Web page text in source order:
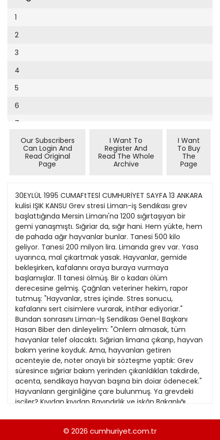
Cumhuriyet Sağlıklı Beslenme
Cumhuriyet Sokak
Cumhuriyet Spor
Cumhuriyet Strateji
Cumhuriyet Tarım
Cumhuriyet Yılbaşı
Çerçeve Eki
Dergi Eki
Ekonomi Eki
Evleniyoruz
Güney Dogu
Kitap Eki
Özel Ekler
Özel Okullar
Sevgililer Günü
Siyaset Eki
Sürdürülebilir yaşam
Turizm Eki
Yerel Yönetimler
1994
1991
1990
1989
1988
1987
1986
1985
1984
1983
1982
1981
1980
9
10
11
12
13
14
15
16
19
20
21
22
23
24
25
26
27
28
29
30
1
2
3
4
5
6
7
11
12
13
14
15
16
17
18
19
20
Our Subscribers
Can Login And
Read Original
Page
I Want To
Register And
Read The Whole
Archive
I Want
To Buy
The
Page
30EYLÜL 1995 CUMAFtTESl CUMHURİYET SAYFA 13 ANKARA
kulisi IŞIK KANSU Grev stresi Liman-iş Sendıkası grev
başlattığında Mersin Limanı'na 1200 sığırtaşıyan bir
gemi yanaşmıştı. Sığıriar da, sığır hani. Hem yükte, hem
de pahada ağır hayvanlar bunlar. Tanesi 500 kilo
geliyor. Tanesi 200 milyon lira. Limanda grev var. Yasa
uyarınca, mal çıkartmak yasak. Hayvanlar, gemide
bekleşirken, kafalannı oraya buraya vurmaya
başlamışlar. 11 tanesi ölmüş. Bir o kadarı ölüm
derecesine gelmiş. Çağnlan veteriner hekim, rapor
tutmuş: "Hayvanlar, stres içinde. Stres sonucu,
kafalannı sert cisimlere vurarak, intihar ediyoriar."
Bundan sonrasını Liman-lş Sendikası Genel Başkanı
Hasan Biber den dinleyelim: "Önlem almasak, tüm
havyanlar telef olacaktı. Sığırian limana çıkanp, hayvan
bakım yerine koyduk. Ama, hayvanlan getiren
acenteyie de, noter onayiı bir sözteşme yaptık: Grev
süresince sığıriar bakım yerinden çıkanldıklan takdirde,
acenta, sendikaya hayvan başına bin doiar ödenecek."
Hayvanların gerginliğine çare bulunmuş. Ya grevdeki
işçiler? Kıyıdan kıyıdan Bayındırlık ve iskân Bakanlığı
bağlı "kıyı grubu"nun iştevi çok önemli. Bir kıyının
nereden gecmesi gerektiğini illerdeki Bayındırlık ve İskân
© 2026 cumhuriyet.com.tr